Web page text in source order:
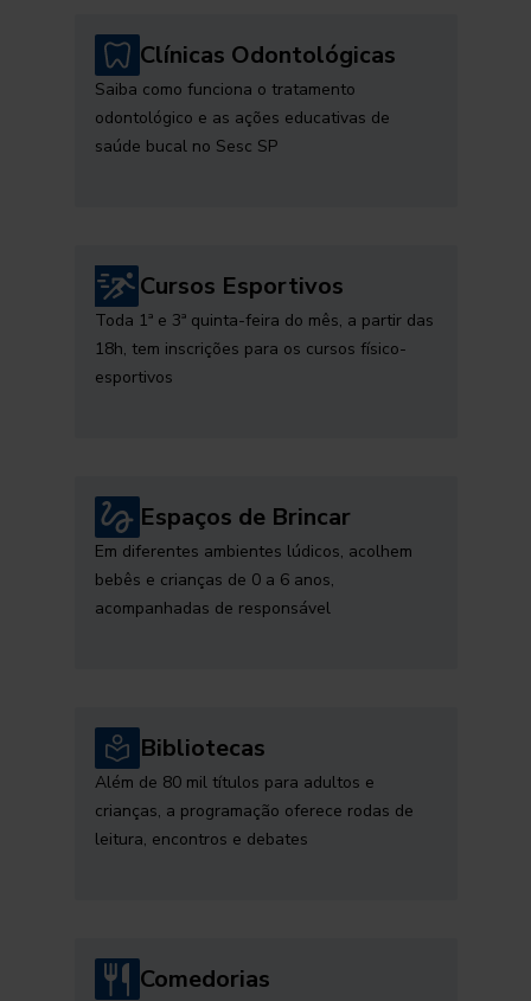
Clínicas Odontológicas
Saiba como funciona o tratamento
odontológico e as ações educativas de
saúde bucal no Sesc SP
Cursos Esportivos
Toda 1ª e 3ª quinta-feira do mês, a partir das
18h, tem inscrições para os cursos físico-
esportivos
Espaços de Brincar
Em diferentes ambientes lúdicos, acolhem
bebês e crianças de 0 a 6 anos,
acompanhadas de responsável
Bibliotecas
Além de 80 mil títulos para adultos e
crianças, a programação oferece rodas de
leitura, encontros e debates
Comedorias